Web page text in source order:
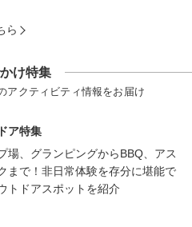
ら
け特集
アクティビティ情報をお届け
ア特集
場、グランピングからBBQ、アス
まで！非日常体験を存分に堪能で
トドアスポットを紹介